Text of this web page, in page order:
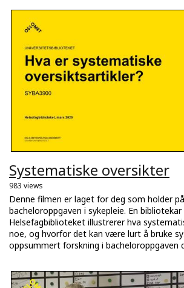
Systematiske oversikter
983 views
Denne filmen er laget for deg som holder
bacheloroppgaven i sykepleie. En bibliotekar
Helsefagbiblioteket illustrerer hva
noe, og hvorfor det kan være lurt å bruke
oppsummert forskning i bacheloroppgaven